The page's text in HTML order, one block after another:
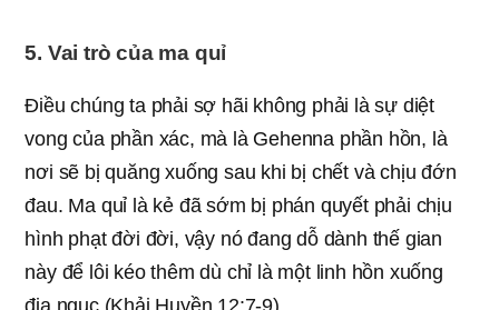
5. Vai trò của ma quỉ
Điều chúng ta phải sợ hãi không phải là sự diệt
vong của phần xác, mà là Gehenna phần hồn, là
nơi sẽ bị quăng xuống sau khi bị chết và chịu đớn
đau. Ma quỉ là kẻ đã sớm bị phán quyết phải chịu
hình phạt đời đời, vậy nó đang dỗ dành thế gian
này để lôi kéo thêm dù chỉ là một linh hồn xuống
địa ngục (Khải Huyền 12:7-9).